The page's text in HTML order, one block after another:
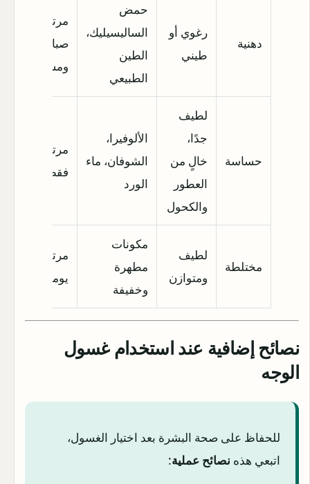
دهنية
رغوي أو
طيني
حمض
الساليسيليك،
الطين
الطبيعي
مرتين
صباحًا
ومساءً
حساسة
لطيف
جدًا،
خالٍ من
العطور
والكحول
الألوفيرا،
الشوفان، ماء
الورد
مرتين
فقط
مختلطة
لطيف
ومتوازن
مكونات
مطهرة
وخفيفة
مرتين
يوميًا
نصائح إضافية عند استخدام غسول
الوجه
للحفاظ على صحة البشرة بعد اختيار الغسول،
اتبعي هذه نصائح عملية: